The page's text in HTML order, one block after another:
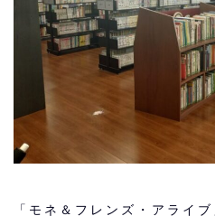
「モネ＆フレンズ・アライ